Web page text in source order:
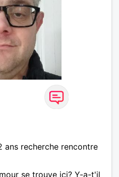
ans recherche rencontre
se trouve ici? Y-a-t'il